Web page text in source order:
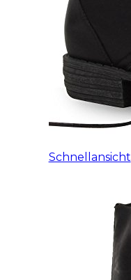
Schnellansicht